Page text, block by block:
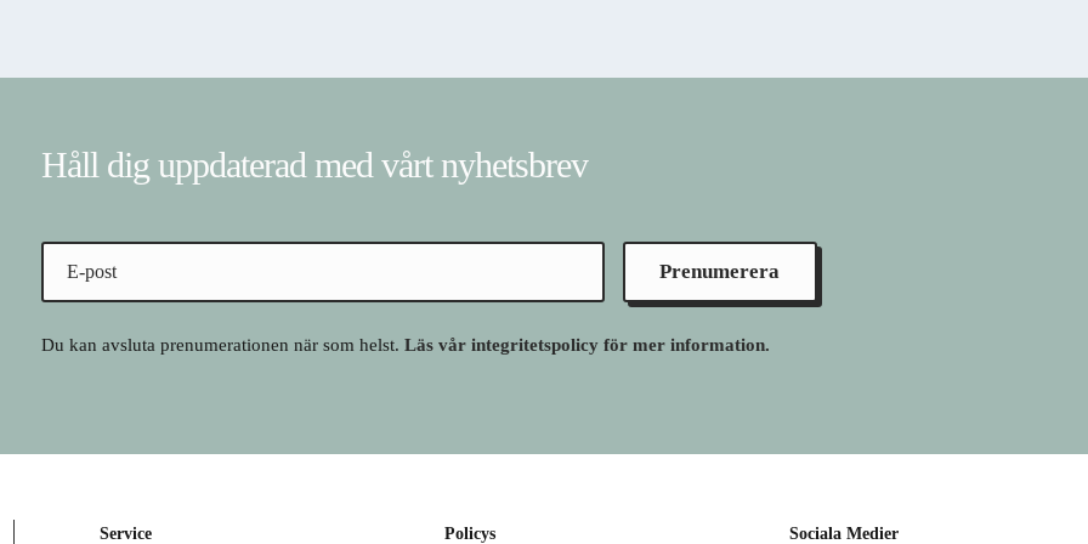
Håll dig uppdaterad med vårt nyhetsbrev
Prenumerera
Du kan avsluta prenumerationen när som helst.Läs vår integritetspolicy för mer information.
Service Policys Sociala Medier